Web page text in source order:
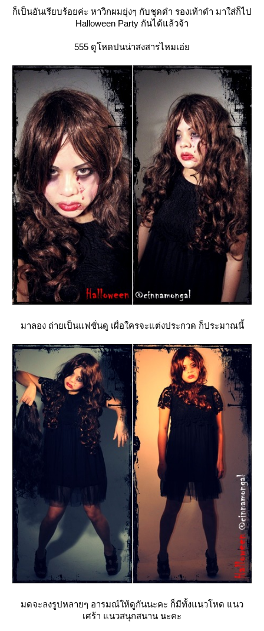
ก็เป็นอันเรียบร้อยค่ะ หาวิกผมยุ่งๆ กับชุดดำ รองเท้าดำ มาใส่ก็ไป
Halloween Party กันได้แล้วจ้า
555 ดูโหดปนน่าสงสารไหมเอ่
มาลอง ถ่ายเป็นแฟชั่นดู เผื่อใครจะแต่งประกวด ก็ประมาณนี้
มดจะลงรูปหลายๆ อารมณ์ให้ดูกันนะคะ ก็มีทั้งแนวโหด แนว
เศร้า แนวสนุกสนาน นะคะ